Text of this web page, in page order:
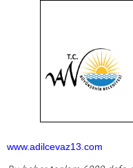
www.adilcevaz13.com